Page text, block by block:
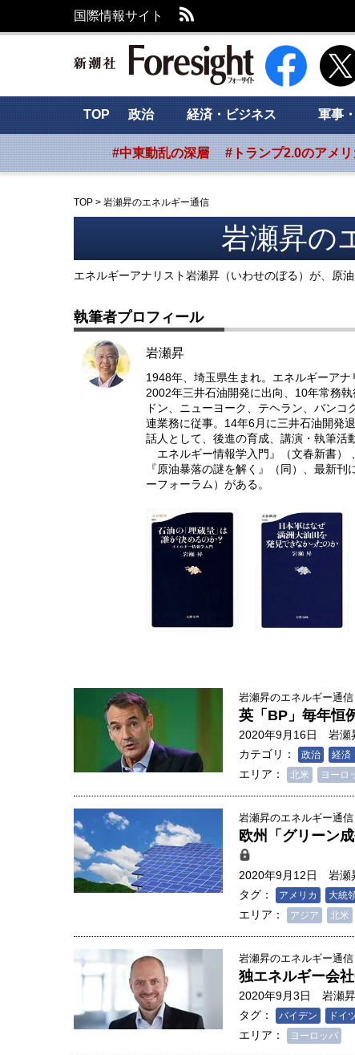
国際情報サイト
新潮社 Foresight
TOP 政治 経済・ビジネス 軍事
#中東動乱の深層 #トランプ2.0のアメリ
TOP > 岩瀬昇のエネルギー通信
岩瀬昇の
エネルギーアナリスト岩瀬昇（いわせのぼる）が、原
執筆者プロフィール
岩瀬昇
1948年、埼玉県生まれ。エネルギーア
2002年三井石油開発に出向、10年常務
ドン、ニューヨーク、テヘラン、バン
連業務に従事。14年6月に三井石油開発
話人として、後進の育成、講演・執筆活
エネルギー情報学入門』（文春新書）
『原油暴落の謎を解く』（同）、最新
ーフォーラム）がある。
岩瀬昇のエネルギー通
英「BP」毎年恒
2020年9月16日
岩瀬
カテゴリ：
政治 経済
エリア： 北米 ヨーロ
岩瀬昇のエネルギー通
欧州「グリーン
2020年9月12日
岩瀬
タグ：
アメリカ 大統
エリア： アジア 北米
岩瀬昇のエネルギー通
独エネルギー会
2020年9月3日
岩瀬昇
タグ：
バイデン ドイ
エリア： ヨーロッパ
人は「地上の太陽」を手にす
合発電の現在地――実現・普及